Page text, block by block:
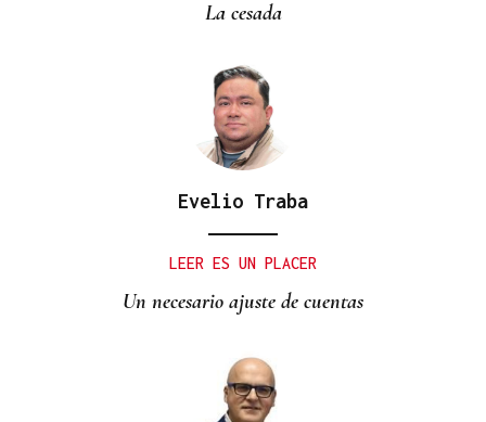
La cesada
Evelio Traba
LEER ES UN PLACER
Un necesario ajuste de cuentas